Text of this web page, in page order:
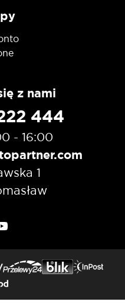
z nami
444
- 16:00
1